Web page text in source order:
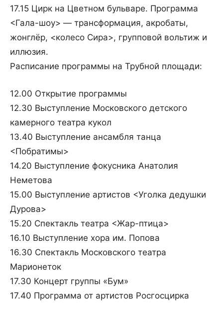
17.15 Цирк на Цветном бульваре. Программа
<Гала-шоу> — трансформация, акробаты,
жонглёр, <колесо Сира>, групповой вольтиж и
иллюзия.
Расписание программы на Трубной площади:
12.00 Открытие программы
12.30 Выступление Московского детского
камерного театра кукол
13.40 Выступление ансамбля танца
<Побратимы>
14.20 Выступление фокусника Анатолия
Неметова
15.00 Выступление артистов <Уголка дедушки
Дурова>
15.20 Спектакль театра <Жар-птица>
16.10 Выступление хора им. Попова
16.30 Спектакль Московского театра
Марионеток
17.30 Концерт группы «Бум»
17.40 Программа от артистов Росгосцирка